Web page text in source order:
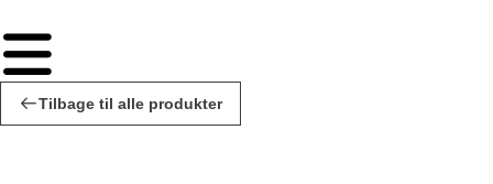
Tilbage til alle produkter